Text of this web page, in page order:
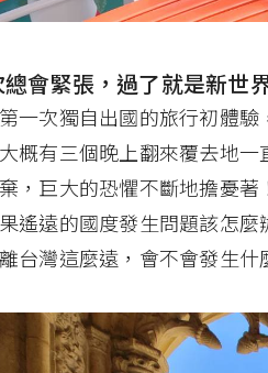
會緊張，過了就是新世
一次獨自出國的旅行初體
概有三個晚上翻來覆去地
，巨大的恐懼不斷地擔憂
遙遠的國度發生問題該怎
台灣這麼遠，會不會發生什